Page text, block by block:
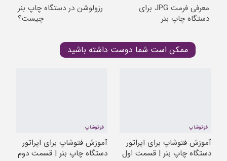
معرفی فرمت JPG برای
دستگاه چاپ بنر
رزولوشن در دستگاه چاپ بنر
چیست؟
ممکن است شما دوست داشته باشید
فوتوشاپ
آموزش فتوشاپ برای اپراتور
دستگاه چاپ بنر | قسمت اول
فوتوشاپ
آموزش فتوشاپ برای اپراتور
دستگاه چاپ بنر | قسمت دوم